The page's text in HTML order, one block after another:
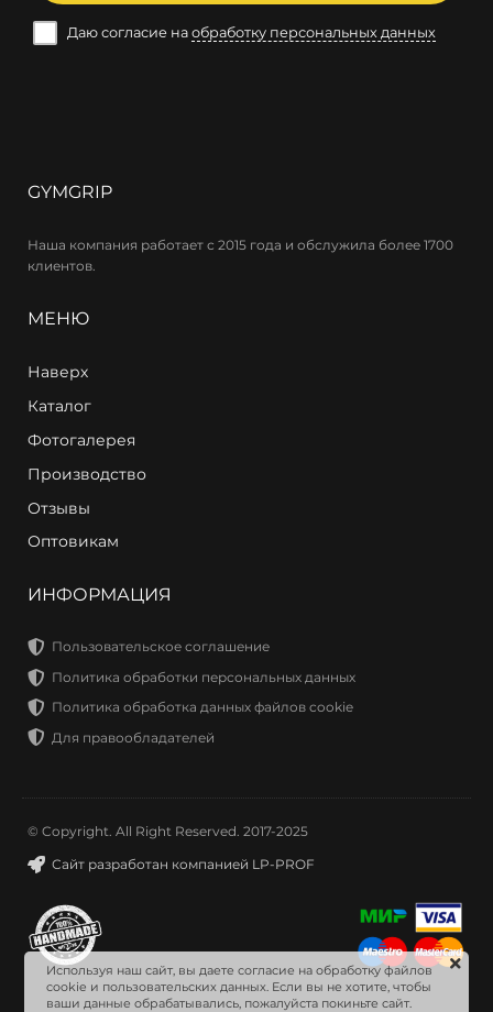
Даю согласие на обработку персональных данных
GYMGRIP
Наша компания работает с 2015 года и обслужила более 1700
клиентов.
МЕНЮ
Наверх
Каталог
Фотогалерея
Производство
Отзывы
Оптовикам
ИНФОРМАЦИЯ
Пользовательское соглашение
Политика обработки персональных данных
Политика обработка данных файлов cookie
Для правообладателей
© Copyright. All Right Reserved. 2017-2025
Сайт разработан компанией LP-PROF
Используя наш сайт, вы даете согласие на обработку файлов
cookie и пользовательских данных. Если вы не хотите, чтобы
ваши данные обрабатывались, пожалуйста покиньте сайт.